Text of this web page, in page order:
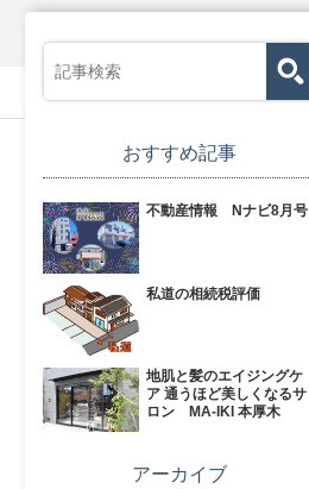
おすすめ記事
不動産情報 Nナビ8月号
私道の相続税評価
地肌と髪のエイジングケ
ア 通うほど美しくなるサ
ロン MA-IKI 本厚木
アーカイブ